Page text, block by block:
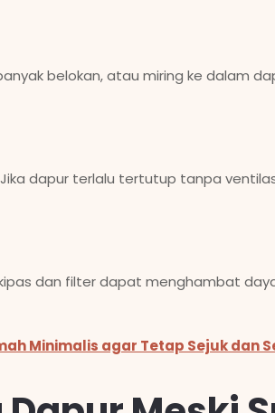
belokan, atau miring ke dalam
dapur terlalu tertutup tanpa
dan filter dapat menghambat
Minimalis agar Tetap Sejuk dan